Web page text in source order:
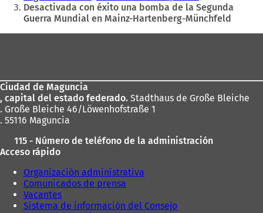
nueva
aquí:Desactivada con éxito una bomba de la Segunda
Guerra Mundial en Mainz-Hartenberg-Münchfeld
pies
Ciudad de Maguncia
, capital del estado federado. Stadthaus de Große Bleiche
. Große Bleiche 46/Löwenhofstraße 1
. 55116 Maguncia
115 - Número de teléfono de la administración
Acceso rápido
Organización administrativa
Comunicados de prensa
Vacantes
Sistema de información del Consejo